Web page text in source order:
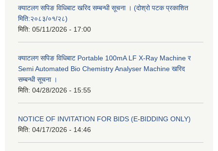
क्याटलग सपिङ विधिबाट खरिद सम्बन्धी सूचना । (दोश्रो पटक प्रकाशित
मिति:२०८३/०१/२८)
मिति: 05/11/2026 - 17:00
क्याटलग सपिङ विधिबाट Portable 100mA LF X-Ray Machine र
Semi Automated Bio Chemistry Analyser Machine खरिद
सम्बन्धी सूचना ।
मिति: 04/28/2026 - 15:55
NOTICE OF INVITATION FOR BIDS (E-BIDDING ONLY)
मिति: 04/17/2026 - 14:46